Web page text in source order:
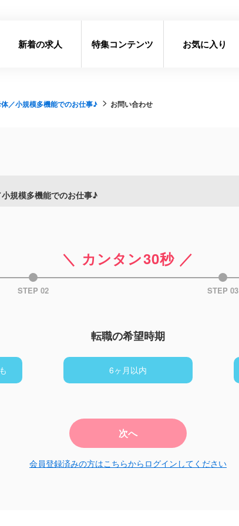
新着の求人 特集コンテンツ お気に入り
／小規模多機能でのお仕事♪ お問い合わせ
規模多機能でのお仕事♪
＼ カンタン30秒 ／
STEP 02 STEP 03
転職の希望時期
6ヶ月以内
次へ
会員登録済みの方はこちらからログインしてください